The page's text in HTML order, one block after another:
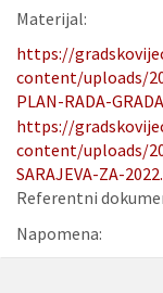
Materijal:
https://
content/uploads/
PLAN-RADA-
https://
content/uploads/
SARAJEVA-ZA-
Referentni
Napomena: